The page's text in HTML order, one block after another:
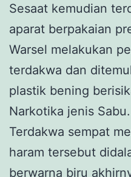
Sesaat kemudian
aparat berpakaian
Warsel melakukan
terdakwa dan
plastik bening
Narkotika jenis Sabu.
Terdakwa sempat
haram tersebut
berwarna biru